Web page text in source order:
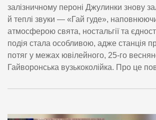
залізничному пероні Джулинки знову
й теплі звуки — «Гай гуде»,
атмосферою свята, ностальгії та
подія стала особливою, адже станція
потяг у межах ювілейного, 25-го
Гайворонська вузькоколійка. Про це